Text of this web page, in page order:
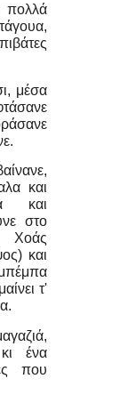
μέσα
και
και
στο
Χοάς
και
τ'
ένα
που